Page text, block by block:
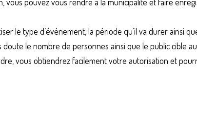
le type d’événement, la période qu’il va durer ainsi
doute le nombre de personnes ainsi que le public cible
vous obtiendrez facilement votre autorisation et